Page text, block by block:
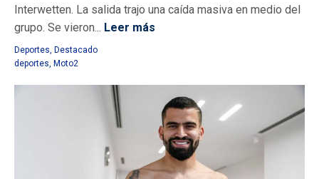
Interwetten. La salida trajo una caída masiva en medio del
grupo. Se vieron... Leer más
Deportes, Destacado
deportes, Moto2